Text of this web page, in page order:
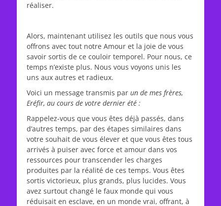
réaliser.
Alors, maintenant utilisez les outils que nous vous
offrons avec tout notre Amour et la joie de vous
savoir sortis de ce couloir temporel. Pour nous, ce
temps n’existe plus. Nous vous voyons unis les
uns aux autres et radieux.
Voici un message transmis par un de mes frères,
Eréfir, au cours de votre dernier été :
Rappelez-vous que vous êtes déjà passés, dans
d’autres temps, par des étapes similaires dans
votre souhait de vous élever et que vous êtes tous
arrivés à puiser avec force et amour dans vos
ressources pour transcender les charges
produites par la réalité de ces temps. Vous êtes
sortis victorieux, plus grands, plus lucides. Vous
avez surtout changé le faux monde qui vous
réduisait en esclave, en un monde vrai, offrant, à